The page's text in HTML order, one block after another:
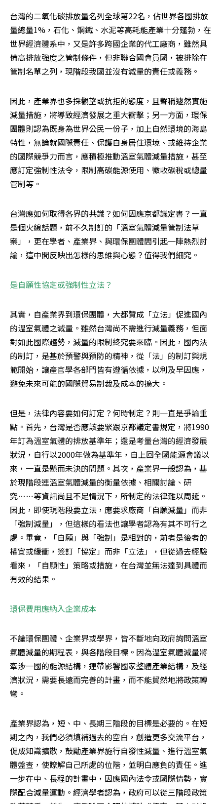
台灣的二氧化碳排放量名列全球第22名，佔世界各國排放
量總量1%，石化、鋼鐵、水泥等高耗能產業十分蓬勃，在
世界經濟體系中，又是許多跨國企業的代工廠商，雖然具
備高排放強度之管制條件，但非聯合國會員國，被排除在
管制名單之列，現階段我國並沒有減量的責任或義務。
因此，產業界也多採觀望或抗拒的態度，且聲稱遽然實施
減量措施，將導致經濟發展之重大衝擊；另一方面，環保
團體則認為既身為世界公民一份子，加上自然環境的海島
特性，無論就國際責任、保護自身居住環境、或維持企業
的國際競爭力而言，應積極推動溫室氣體減量措施，甚至
應訂定強制性法令，限制高碳能源使用、徵收碳稅或總量
管制等。
台灣應如何取得各界的共識？如何因應京都議定書？一直
是個火線話題，前不久制訂的「溫室氣體減量管制法草
案」，更在學者、產業界、與環保團體間引起一陣熱烈討
論，這中間反映出怎樣的思維與心態？值得我們細究。
是自願性協定或強制性立法？
其實，自產業界到環保團體，大都贊成「立法」促進國內
的溫室氣體之減量。雖然台灣尚不需進行減量義務，但面
對如此國際趨勢，減量的限制終究要來臨。因此，國內法
的制訂，是基於預警與預防的精神，從「法」的制訂與規
範開始，讓產官學各部門皆有遵循依據，以利及早因應，
避免未來可能的國際貿易制裁及成本的擴大。
但是，法律內容要如何訂定？何時制定？則一直是爭論重
點。首先，台灣是否應該要緊跟京都議定書規定，將1990
年訂為溫室氣體的排放基準年；還是考量台灣的經濟發展
狀況，自行以2000年做為基準年，自上回全國能源會議以
來，一直是懸而未決的問題。其次，產業界一般認為，基
於現階段連溫室氣體減量的衡量依據、相關討論、研
究……等資訊尚且不足情況下，所制定的法律難以周延。
因此，即使現階段要立法，應要求廠商「自願減量」而非
「強制減量」，但這樣的看法也讓學者認為有其不可行之
處。畢竟，「自願」與「強制」是相對的，前者是後者的
權宜或緩衝，簽訂「協定」而非「立法」，但從過去經驗
看來，「自願性」策略或措施，在台灣並無法達到具體而
有效的結果。
環保費用應納入企業成本
不論環保團體、企業界或學界，皆不斷地向政府詢問溫室
氣體減量的期程表，與各階段目標。因為溫室氣體減量將
牽涉一國的能源結構，連帶影響國家整體產業結構，及經
濟狀況，需要長遠而完善的計畫，而不能貿然地將政策轉
彎。
產業界認為，短、中、長期三階段的目標是必要的。在短
期之內，我們必須填補過去的空白，創造更多交流平台，
促成知識擴散，鼓勵產業界施行自發性減量、進行溫室氣
體盤查，使瞭解自己所處的位階，並明白應負的責任。進
一步在中、長程的計畫中，因應國內法令或國際情勢，實
際配合減量運動。經濟學者認為，政府可以從三階段政策